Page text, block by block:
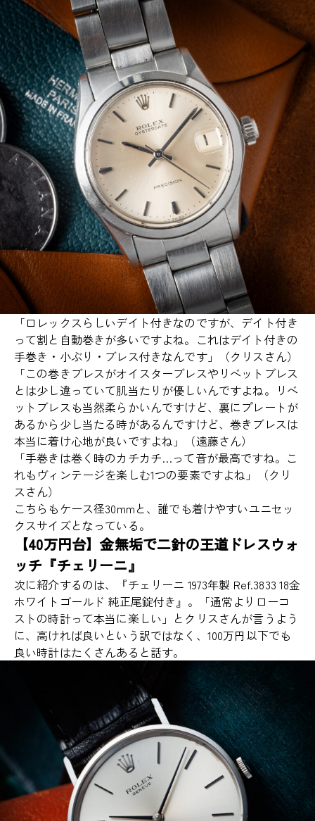
「ロレックスらしいデイト付きなのですが、デイト付き
って割と自動巻きが多いですよね。これはデイト付きの
手巻き・小ぶり・ブレス付きなんです」（クリスさん）
「この巻きブレスがオイスターブレスやリベットブレス
とは少し違っていて肌当たりが優しいんですよね。リベ
ットブレスも当然柔らかいんですけど、裏にプレートが
あるから少し当たる時があるんですけど、巻きブレスは
本当に着け心地が良いですよね」（遠藤さん）
「手巻きは巻く時のカチカチ…って音が最高ですね。こ
れもヴィンテージを楽しむ1つの要素ですよね」（クリ
スさん）
こちらもケース径30mmと、誰でも着けやすいユニセッ
クスサイズとなっている。
【40万円台】金無垢で二針の王道ドレスウォ
ッチ『チェリーニ』
次に紹介するのは、『チェリーニ 1973年製 Ref.3833 18金
ホワイトゴールド 純正尾錠付き』。「通常よりローコ
ストの時計って本当に楽しい」とクリスさんが言うよう
に、高ければ良いという訳ではなく、100万円以下でも
良い時計はたくさんあると話す。